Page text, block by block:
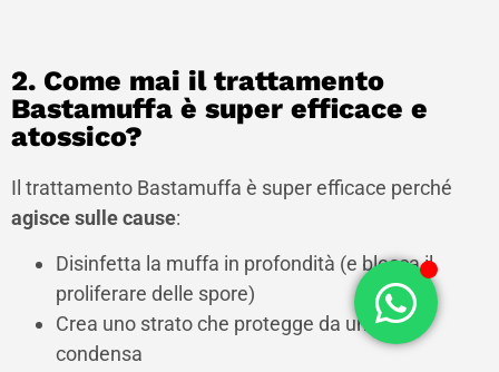
2. Come mai il trattamento
Bastamuffa è super efficace e
atossico?
Il trattamento Bastamuffa è super efficace perché
agisce sulle cause:
Disinfetta la muffa in profondità (e blocca il
proliferare delle spore)
Crea uno strato che protegge da umidità e
condensa